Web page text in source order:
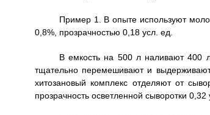
Пример 1. В опыте используют
0,8%, прозрачностью 0,18 усл. ед.
В емкость на 500 л наливают 400
тщательно перемешивают и
хитозановый комплекс отделяют от
прозрачность осветленной сыворотки 0,32